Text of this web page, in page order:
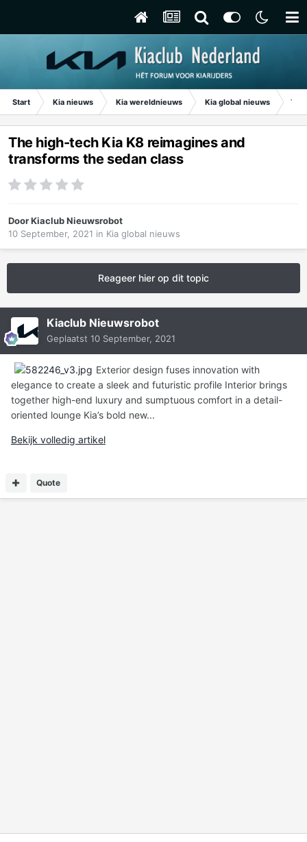
Start Kia nieuws Kia wereldnieuws Kia global nieuws The
The high-tech Kia K8 reimagines and
transforms the sedan class
DoorKiaclub Nieuwsrobot
10 September, 2021 in Kia global nieuws
Reageer hier op dit topic
Kiaclub Nieuwsrobot
Geplaatst 10 September, 2021
Exterior design fuses innovation with
elegance to create a sleek and futuristic profile Interior brings
together high-end luxury and sumptuous comfort in a detail-
oriented lounge Kia’s bold new...
Bekijk volledig artikel
Quote